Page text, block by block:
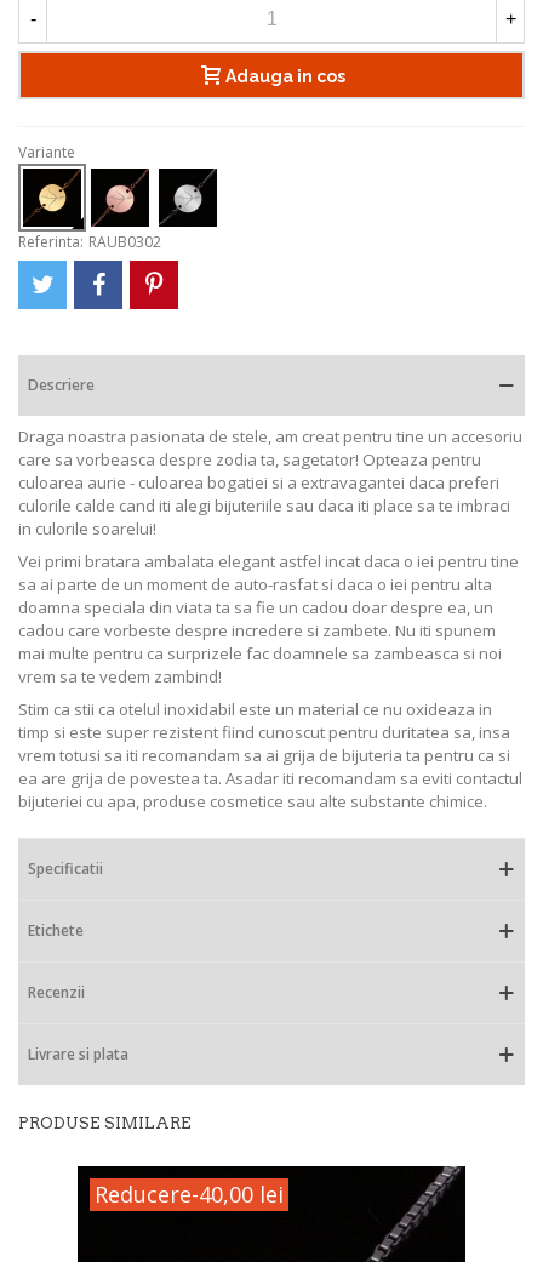
- +
Adauga in cos
Variante
Referinta: RAUB0302
Descriere
Draga noastra pasionata de stele, am creat pentru tine un accesoriu
care sa vorbeasca despre zodia ta, sagetator! Opteaza pentru
culoarea aurie - culoarea bogatiei si a extravagantei daca preferi
culorile calde cand iti alegi bijuteriile sau daca iti place sa te imbraci
in culorile soarelui!
Vei primi bratara ambalata elegant astfel incat daca o iei pentru tine
sa ai parte de un moment de auto-rasfat si daca o iei pentru alta
doamna speciala din viata ta sa fie un cadou doar despre ea, un
cadou care vorbeste despre incredere si zambete. Nu iti spunem
mai multe pentru ca surprizele fac doamnele sa zambeasca si noi
vrem sa te vedem zambind!
Stim ca stii ca otelul inoxidabil este un material ce nu oxideaza in
timp si este super rezistent fiind cunoscut pentru duritatea sa, insa
vrem totusi sa iti recomandam sa ai grija de bijuteria ta pentru ca si
ea are grija de povestea ta. Asadar iti recomandam sa eviti contactul
bijuteriei cu apa, produse cosmetice sau alte substante chimice.
Specificatii
Etichete
Recenzii
Livrare si plata
PRODUSE SIMILARE
Reducere-40,00 lei